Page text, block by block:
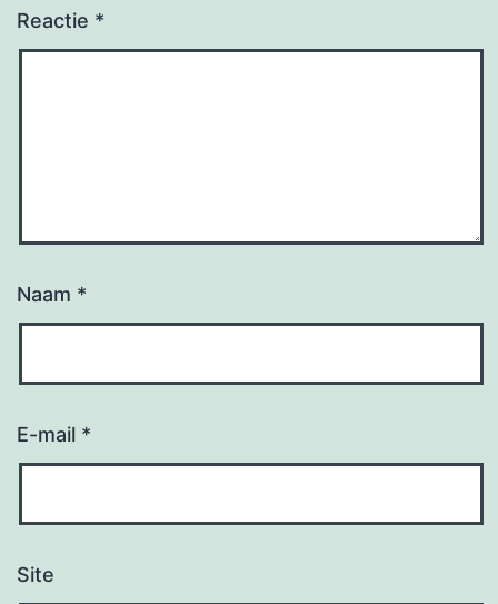
Reactie *
Naam *
E-mail *
Site